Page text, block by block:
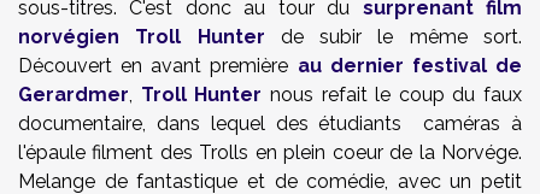
sous-titres. C'est donc au tour du surprenant film
norvégien Troll Hunter de subir le même sort.
Découvert en avant première au dernier festival de
Gerardmer, Troll Hunter nous refait le coup du faux
documentaire, dans lequel des étudiants caméras à
l'épaule filment des Trolls en plein coeur de la Norvége.
Melange de fantastique et de comédie, avec un petit